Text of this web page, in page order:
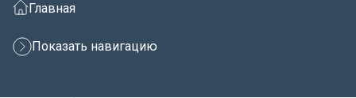
Главная
Показать навигацию